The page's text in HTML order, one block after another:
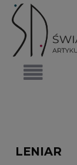
LENIAR